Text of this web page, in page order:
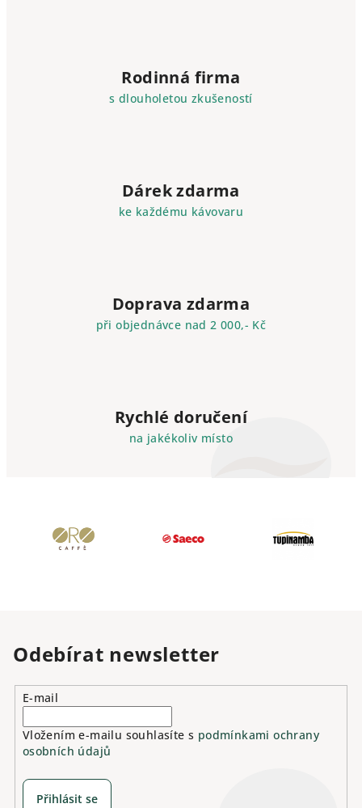
Rodinná firma
s dlouholetou zkušeností
Dárek zdarma
ke každému kávovaru
Doprava zdarma
při objednávce nad 2 000,- Kč
Rychlé doručení
na jakékoliv místo
Odebírat newsletter
E-mail
Vložením e-mailu souhlasíte s podmínkami ochrany
osobních údajů
Přihlásit se